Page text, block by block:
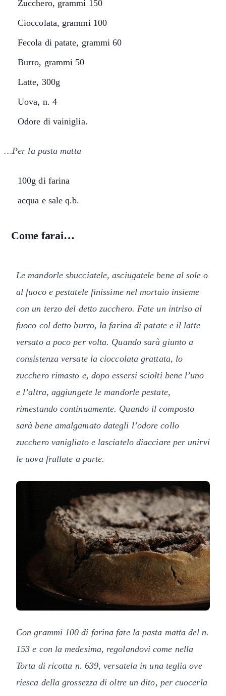
Zucchero, grammi 150
Cioccolata, grammi 100
Fecola di patate, grammi 60
Burro, grammi 50
Latte, 300g
Uova, n. 4
Odore di vainiglia.
…Per la pasta matta
100g di farina
acqua e sale q.b.
Come farai…
Le mandorle sbucciatele, asciugatele bene al sole o
al fuoco e pestatele finissime nel mortaio insieme
con un terzo del detto zucchero. Fate un intriso al
fuoco col detto burro, la farina di patate e il latte
versato a poco per volta. Quando sarà giunto a
consistenza versate la cioccolata grattata, lo
zucchero rimasto e, dopo essersi sciolti bene l’uno
e l’altra, aggiungete le mandorle pestate,
rimestando continuamente. Quando il composto
sarà bene amalgamato dategli l’odore collo
zucchero vanigliato e lasciatelo diacciare per unirvi
le uova frullate a parte.
Con grammi 100 di farina fate la pasta matta del n.
153 e con la medesima, regolandovi come nella
Torta di ricotta n. 639, versatela in una teglia ove
riesca della grossezza di oltre un dito, per cuocerla